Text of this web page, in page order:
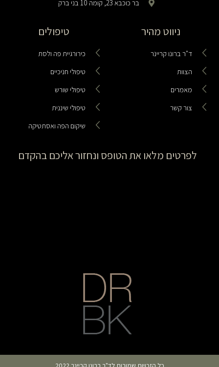
בר כוכבא 23, קומה 10 בני ברק
ניווט מהיר
ד"ר ברונו קריינר
הצוות
מאמרים
צור קשר
טיפולים
כירורגיית פה ולסת
טיפולי חניכיים
טיפולי שורש
טיפולי שיננית
שיקום הפה ואסתטיקה
לפרטים מלאו את הטופס ונחזור אליכם בהקדם